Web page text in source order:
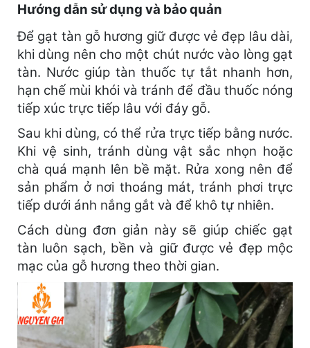
Hướng dẫn sử dụng và bảo quản
Để gạt tàn gỗ hương giữ được vẻ đẹp lâu dài,
khi dùng nên cho một chút nước vào lòng gạt
tàn. Nước giúp tàn thuốc tự tắt nhanh hơn,
hạn chế mùi khói và tránh để đầu thuốc nóng
tiếp xúc trực tiếp lâu với đáy gỗ.
Sau khi dùng, có thể rửa trực tiếp bằng nước.
Khi vệ sinh, tránh dùng vật sắc nhọn hoặc
chà quá mạnh lên bề mặt. Rửa xong nên để
sản phẩm ở nơi thoáng mát, tránh phơi trực
tiếp dưới ánh nắng gắt và để khô tự nhiên.
Cách dùng đơn giản này sẽ giúp chiếc gạt
tàn luôn sạch, bền và giữ được vẻ đẹp mộc
mạc của gỗ hương theo thời gian.